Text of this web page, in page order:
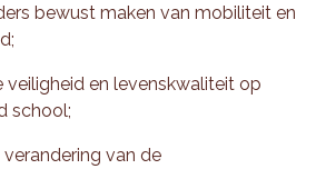
bewust maken van mobiliteit en
veiligheid en levenskwaliteit op
school;
van de